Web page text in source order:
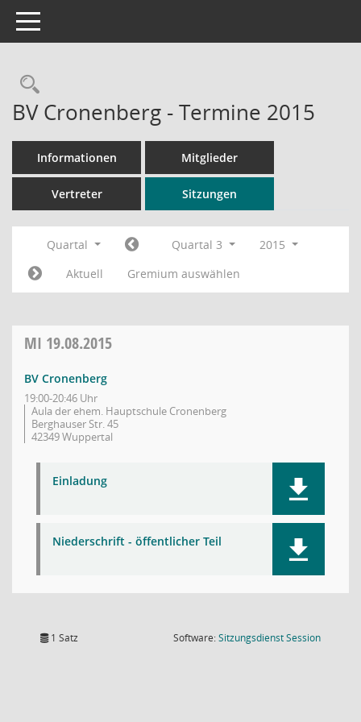
Toggle navigation
Rechercheauswahl
BV Cronenberg - Termine 2015
Informationen Mitglieder
Vertreter Sitzungen
Quartal Quartal 3
2015
Aktuell
Gremium auswählen
MI 19.08.2015
BV Cronenberg
19:00-20:46 Uhr
Aula der ehem. Hauptschule Cronenberg
Berghauser Str. 45
42349 Wuppertal
Einladung
Niederschrift - öffentlicher Teil
1 Satz Software:SitzungsdienstSession(Wird in